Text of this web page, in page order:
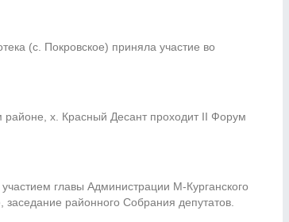
(с. Покровское) приняла участие во
районе, х. Красный Десант проходит II Форум
главы Администрации М-Курганского
районного Собрания депутатов.